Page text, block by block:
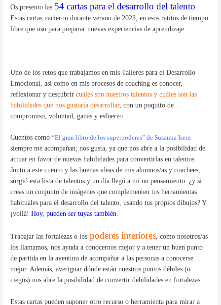
Os presento las 54 cartas para el desarrollo del talento
Estas cartas nacieron durante verano de 2023, en esos ratitos de tiempo
libre que uso para preparar nuevas experiencias de aprendizaje.
Uno de los retos que trabajamos en mis Talleres para el Desarrollo
Emocional, así como en mis procesos de coaching es conocer,
reflexionar y descubrircuáles son nuestros talentos y cuáles son las
habilidades que nos gustaría desarrollar, con un poquito de
compromiso, voluntad, ganas y esfuerzo.
Cuentos como“El gran libro de los superpoderes” de Susanna Isern
siempre me acompañan; nos gusta, ya que nos abre a la posibilidad de
actuar en favor de nuevas habilidades para convertirlas en talentos.
Junto a este cuento y las buenas ideas de mis alumnos/as y coachees,
surgió esta lista de talentos y un día llegó a mi un pensamiento: ¿y si
creas un conjunto de imágenes que complementen tus herramientas
habituales para el desarrollo del talento, usando tus propios dibujos? Y
¡voilà!Hoy, pueden ser tuyas también.
Trabajar las fortalezas o los poderes interiores, como nosotros/as
los llamamos, nos ayuda a conocernos mejor y a tener un buen punto
de partida en la aventura de acompañar a las personas a conocerse
mejor. Además, averiguar dónde están nuestros puntos débiles (o
ciegos) nos abre la posibilidad de convertir debilidades en fortalezas.
Estas cartas pueden suponer otro recurso o herramienta para mirar a